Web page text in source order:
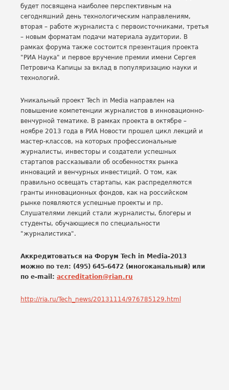
будет посвящена наиболее перспективным на
сегодняшний день технологическим направлениям,
вторая – работе журналиста с первоисточниками, третья
– новым форматам подачи материала аудитории. В
рамках форума также состоится презентация проекта
"РИА Наука" и первое вручение премии имени Сергея
Петровича Капицы за вклад в популяризацию науки и
технологий.
Уникальный проект Tech in Media направлен на
повышение компетенции журналистов в инновационно-
венчурной тематике. В рамках проекта в октябре –
ноябре 2013 года в РИА Новости прошел цикл лекций и
мастер-классов, на которых профессиональные
журналисты, инвесторы и создатели успешных
стартапов рассказывали об особенностях рынка
инноваций и венчурных инвестиций. О том, как
правильно освещать стартапы, как распределяются
гранты инновационных фондов, как на российском
рынке появляются успешные проекты и пр.
Слушателями лекций стали журналисты, блогеры и
студенты, обучающиеся по специальности
"журналистика".
Аккредитоваться на Форум Tech in Media-2013
можно по тел: (495) 645-6472 (многоканальный) или
по е-mail: accreditation@rian.ru
http://ria.ru/Tech_news/20131114/976785129.html